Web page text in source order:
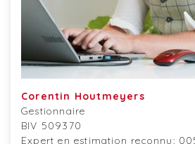
Corentin Houtmeyers
Gestionnaire
BIV 509370
Expert en estimation reconnu: